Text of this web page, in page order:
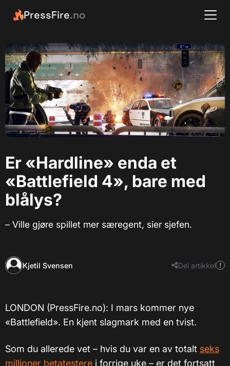
PressFire.no
Er «Hardline» enda et
«Battlefield 4», bare med
blålys?
– Ville gjøre spillet mer særegent, sier sjefen.
Kjetil Svensen Del artikkel
LONDON (PressFire.no): I mars kommer nye
«Battlefield». En kjent slagmark med en tvist.
Som du allerede vet – hvis du var en av totalt seks
millioner betatestere i forrige uke – er det fortsatt